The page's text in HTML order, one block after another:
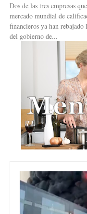
Dos de las tres empresas
mercado mundial de
financieros ya han rebajado
del gobierno de...